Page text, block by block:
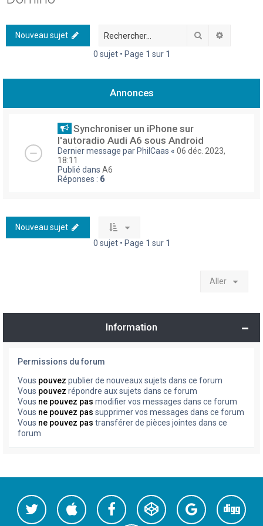
h
r
Nouveau sujet Rechercher
0 sujet • Page 1 sur 1
Annonces
Synchroniser un iPhone sur
l'autoradio Audi A6 sous Android
Dernier message par PhilCaas « 06 déc. 2023,
18:11
Publié dans A6
Réponses : 6
Nouveau sujet
0 sujet • Page 1 sur 1
Aller
Information
Permissions du forum
Vous pouvez publier de nouveaux sujets dans ce forum
Vous pouvez répondre aux sujets dans ce forum
Vous ne pouvez pas modifier vos messages dans ce forum
Vous ne pouvez pas supprimer vos messages dans ce forum
Vous ne pouvez pas transférer de pièces jointes dans ce
forum